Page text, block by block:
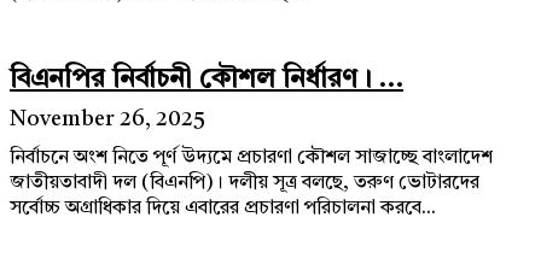
বিএনপির নির্বাচনী কৌশল নির্ধারণ। ...
November 26, 2025
নির্বাচনে অংশ নিতে পূর্ণ উদ্যমে প্রচারণা কৌশল সাজাচ্ছে বাংলাদেশ
জাতীয়তাবাদী দল (বিএনপি)। দলীয় সূত্র বলছে, তরুণ ভোটারদের
সর্বোচ্চ অগ্রাধিকার দিয়ে এবারের প্রচারণা পরিচালনা করবে...